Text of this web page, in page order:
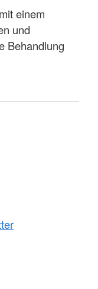
einem
und
Behandlung